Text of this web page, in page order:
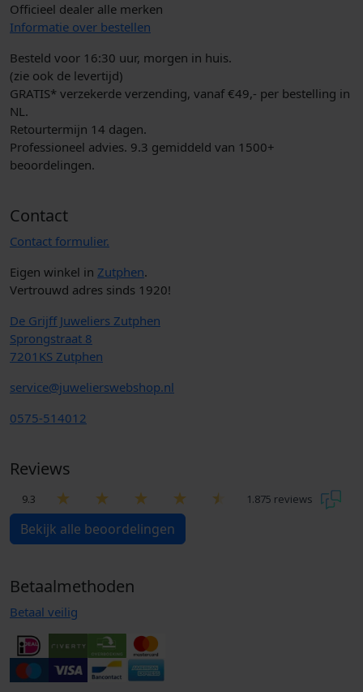
Officieel dealer alle merken
Informatie over bestellen
Besteld voor 16:30 uur, morgen in huis.
(zie ook de levertijd)
GRATIS* verzekerde verzending, vanaf €49,- per bestelling in
NL.
Retourtermijn 14 dagen.
Professioneel advies. 9.3 gemiddeld van 1500+
beoordelingen.
Contact
Contact formulier.
Eigen winkel in Zutphen.
Vertrouwd adres sinds 1920!
De Grijff Juweliers Zutphen
Sprongstraat 8
7201KS Zutphen
service@juwelierswebshop.nl
0575-514012
Reviews
9.3 1.875 reviews
Bekijk alle beoordelingen
Betaalmethoden
Betaal veilig